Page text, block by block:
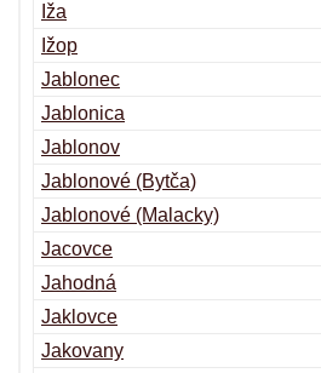
Iža
Ižop
Jablonec
Jablonica
Jablonov
Jablonové (Bytča)
Jablonové (Malacky)
Jacovce
Jahodná
Jaklovce
Jakovany